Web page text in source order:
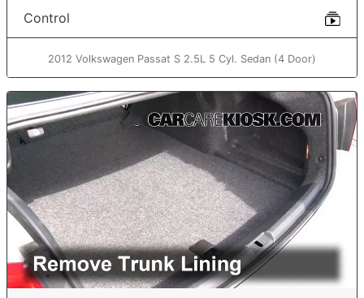
Control
2012 Volkswagen Passat S 2.5L 5 Cyl. Sedan (4 Door)